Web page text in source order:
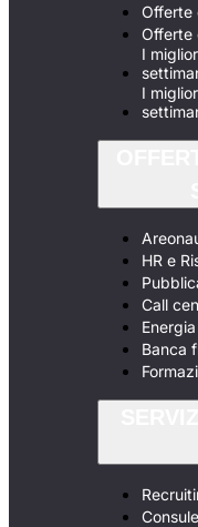
Offerte
Offerte
I
I
HR e
Call
Banca